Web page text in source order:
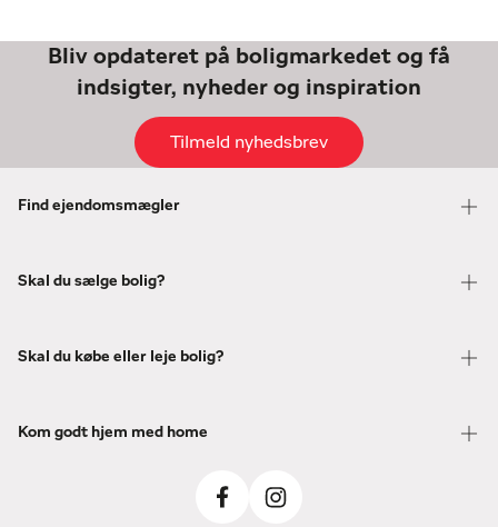
Bliv opdateret på boligmarkedet og få
indsigter, nyheder og inspiration
Tilmeld nyhedsbrev
Find ejendomsmægler
Skal du sælge bolig?
Skal du købe eller leje bolig?
Kom godt hjem med home